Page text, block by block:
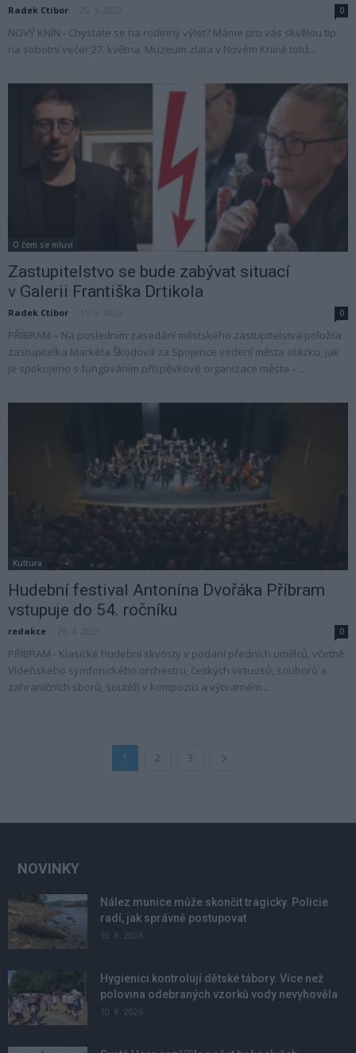
Radek Ctibor 0
NOVÝ KNÍN - Chystáte se na rodinný výlet? Máme pro vás skvělou tip
na sobotní večer 27. května. Muzeum zlata v Novém Kníně totiž...
O čem se mluví
Zastupitelstvo se bude zabývat situací
v Galerii Františka Drtikola
Radek Ctibor 0
PŘÍBRAM – Na posledním zasedání městského zastupitelstva položila
zastupitelka Markéta Škodová za Spojence vedení města otázku, jak
je spokojeno s fungováním příspěvkové organizace města –...
Kultura
Hudební festival Antonína Dvořáka Příbram
vstupuje do 54. ročníku
redakce 0
PŘÍBRAM - Klasické hudební skvosty v podání předních umělců, včetně
Vídeňského symfonického orchestru, českých virtuosů, souborů a
zahraničních sborů, soutěží v kompozici a výtvarném...
1 2 3
NOVINKY
Nález munice může skončit tragicky. Policie
radí, jak správně postupovat
10. 8. 2026
Hygienici kontrolují dětské tábory. Více než
polovina odebraných vzorků vody nevyhověla
10. 8. 2026